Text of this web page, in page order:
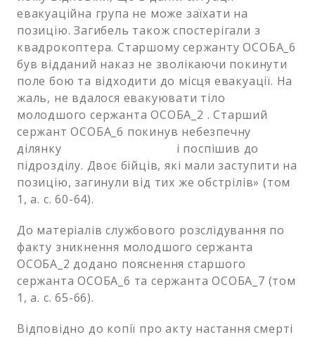
евакуаційна група не може заїхати на
позицію. Загибель також спостерігали з
квадрокоптера. Старшому сержанту ОСОБА_6
був відданий наказ не зволікаючи покинути
поле бою та відходити до місця евакуації. На
жаль, не вдалося евакуювати тіло
молодшого сержанта ОСОБА_2 . Старший
сержант ОСОБА_6 покинув небезпечну
ділянку і поспішив до
підрозділу. Двоє бійців, які мали заступити на
позицію, загинули від тих же обстрілів» (том
1, а. с. 60-64).
До матеріалів службового розслідування по
факту зникнення молодшого сержанта
ОСОБА_2 додано пояснення старшого
сержанта ОСОБА_6 та сержанта ОСОБА_7 (том
1, а. с. 65-66).
Відповідно до копії про акту настання смерті